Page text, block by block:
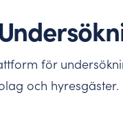
för
och